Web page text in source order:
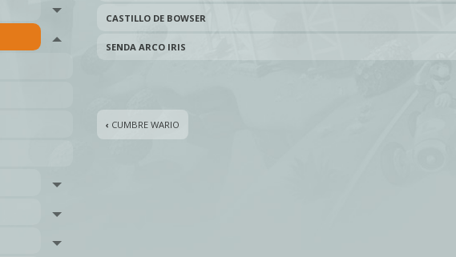
Toggle menu
Toggle menu
Toggle menu
Toggle menu
Toggle menu
CASTILLO DE BOWSER
SENDA ARCO IRIS
‹ CUMBRE WARIO